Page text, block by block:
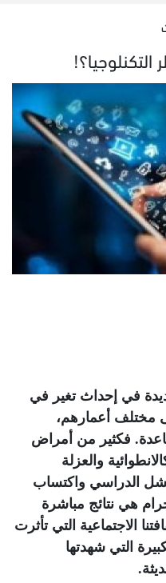
في إحداث تغير في
مختلف أعمارهم،
فكثير من أمراض
والعزلة
الدراسي واكتساب
هي نتائج مباشرة
الاجتماعية التي تأثرت
التي شهدتها
.